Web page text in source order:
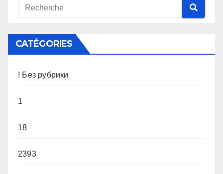
CATÉGORIES
! Без рубрики
1
18
2393